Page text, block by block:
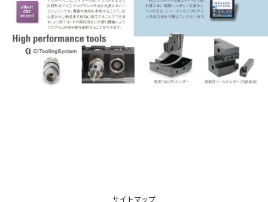
サイトマップ